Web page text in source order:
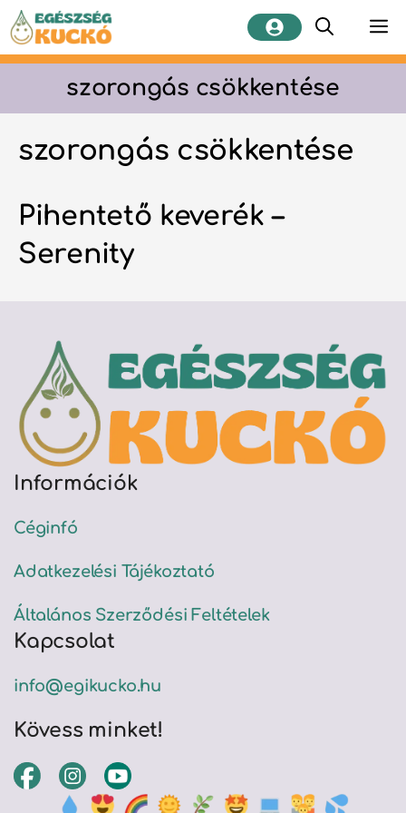
Kilépés
tartalomba
szorongás csökkentése
szorongás csökkentése
Pihentető keverék –
Serenity
Információk
Céginfó
Adatkezelési Tájékoztató
Általános Szerződési Feltételek
Kapcsolat
info@egikucko.hu
Kövess minket!